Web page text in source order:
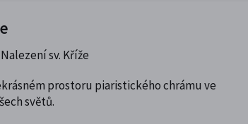
sv. Kříže
prostoru piaristického chrámu ve
světů.